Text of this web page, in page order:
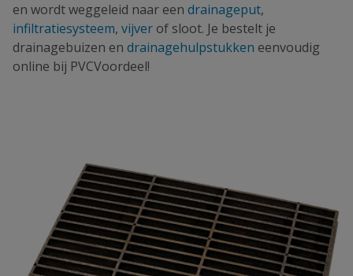
en wordt weggeleid naar een drainageput,
infiltratiesysteem, vijver of sloot. Je bestelt je
drainagebuizen en drainagehulpstukken eenvoudig
online bij PVCVoordeel!